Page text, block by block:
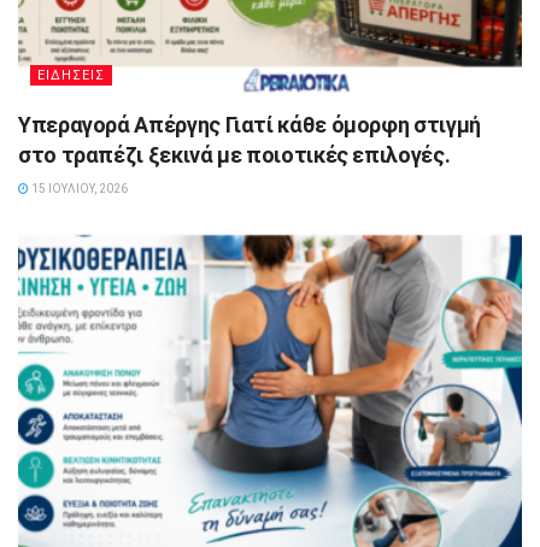
ΕΙΔΗΣΕΙΣ
Υπεραγορά Απέργης Γιατί κάθε όμορφη στιγμή
στο τραπέζι ξεκινά με ποιοτικές επιλογές.
15 ΙΟΥΛΊΟΥ, 2026